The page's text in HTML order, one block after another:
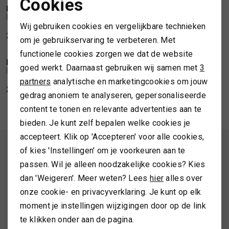
TASSEN
TOPS EN SHIRTS
TRUIEN
VESTEN
/2
214,99 229,99
/2
Fisherman Toggle sweater navy slate
249,99
1 /2
Fisherman Saddle shoulder sweater
ALTIJD ALS EERSTE OP DE HOOGTE ZIJN?
Schrijf je in en ontvang 10% korting op je 1e bestelling
AANMELDEN
Noodzakelijke cookies
Analytische cookies
Marketing cookies
Cookies
Wij gebruiken cookies en vergelijkbare technieken
om je gebruikservaring te verbeteren. Met
functionele cookies zorgen we dat de website
goed werkt. Daarnaast gebruiken wij samen met 3
partners analytische en marketingcookies om jouw
gedrag anoniem te analyseren, gepersonaliseerde
content te tonen en relevante advertenties aan te
bieden. Je kunt zelf bepalen welke cookies je
accepteert. Klik op 'Accepteren' voor alle cookies,
of kies 'Instellingen' om je voorkeuren aan te
passen. Wil je alleen noodzakelijke cookies? Kies
dan 'Weigeren'. Meer weten? Lees hier alles over
onze cookie- en privacyverklaring. Je kunt op elk
moment je instellingen wijzigingen door op de link
te klikken onder aan de pagina.